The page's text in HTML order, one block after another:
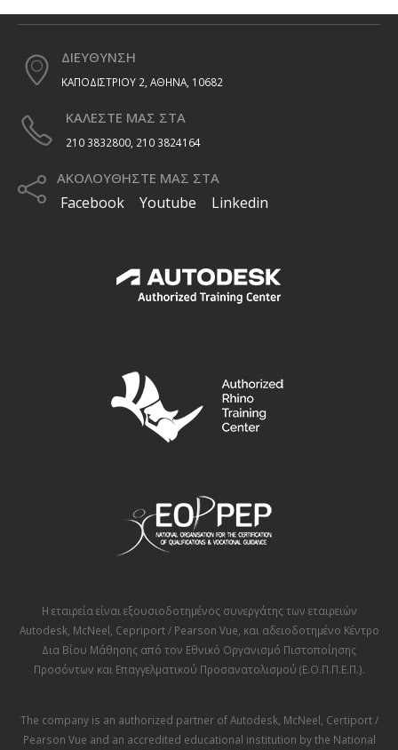
ΔΙΕΥΘΥΝΣΗ
ΚΑΠΟΔΙΣΤΡΙΟΥ 2, ΑΘΗΝΑ, 10682
ΚΑΛΕΣΤΕ ΜΑΣ ΣΤΑ
210 3832800, 210 3824164
ΑΚΟΛΟΥΘΗΣΤΕ ΜΑΣ ΣΤΑ
Facebook Youtube Linkedin
Η εταιρεία είναι εξουσιοδοτημένος συνεργάτης των εταιρειών
Autodesk, McNeel Cepriport / Pearson Vue , και αδειοδοτημένο Κέντρο
Δια Βίου Μάθησης από τον Εθνικό Οργανισμό Πιστοποίησης
Προσόντων και Επαγγελματικού Προσανατολισμού (Ε.Ο.Π.Π.Ε.Π.).
The company is an authorized partner ofAutodesk, McNeel Certiport /
Pearson Vue and an accredited educational institution by the National